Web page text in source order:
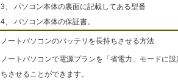
3、 パソコン本体の裏面に記載してある型番
4、 パソコン本体の保証書。
ノートパソコンのバッテリを長持ちさせる方法
ノートパソコンで電源プランを「省電力」モードに
ちさせることができます。